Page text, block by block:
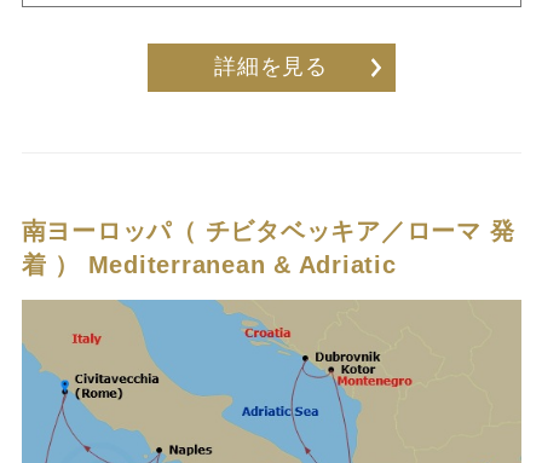
詳細を見る
南ヨーロッパ（ チビタベッキア／ローマ 発
着 ） Mediterranean & Adriatic